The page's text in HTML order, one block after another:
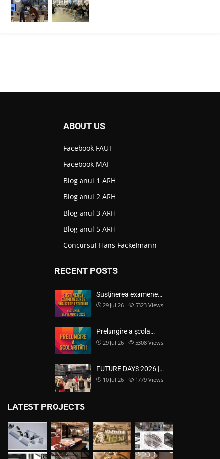
ABOUT US
Facebook FAUT
Facebook MAI
Blog anul 1 ARH
Blog anul 2 ARH
Blog anul 3 ARH
Blog anul 5 ARH
Concursul Hans Fackelmann
RECENT POSTS
Susținerea examene…
29 Jul 26 5323 Views
Prelungire a școla…
29 Jul 26 5308 Views
FUTURE DAYS 2026 |…
10 Jul 26 1779 Views
LATEST PROJECTS